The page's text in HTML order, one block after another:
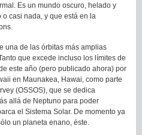
Es un mundo oscuro, helado y
casi nada, y que está en la
una de las órbitas más amplias
que excede incluso los límites de
este año (pero publicado ahora) por
en Maunakea, Hawai, como parte
(OSSOS), que se dedica
allá de Neptuno para poder
el Sistema Solar. De momento ya
un planeta enano, éste.